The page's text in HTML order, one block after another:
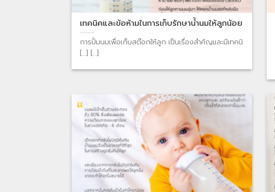
เทคนิคและข้อห้ามในการเก็บรักษาน้ำนมให้ลูกน้อย
การปั้มนมเพื่อเก็บสต๊อกให้ลูก เป็นเรื่องสำคัญและมีเทคนิ
[...] [...]